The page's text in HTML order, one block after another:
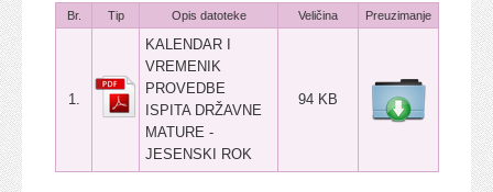
Br. Tip Opis datoteke Veličina Preuzimanje
1.
KALENDAR I
VREMENIK
PROVEDBE
ISPITA DRŽAVNE
MATURE -
JESENSKI ROK
94 KB